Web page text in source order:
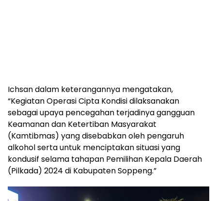
Ichsan dalam keterangannya mengatakan,
“Kegiatan Operasi Cipta Kondisi dilaksanakan
sebagai upaya pencegahan terjadinya gangguan
Keamanan dan Ketertiban Masyarakat
(Kamtibmas) yang disebabkan oleh pengaruh
alkohol serta untuk menciptakan situasi yang
kondusif selama tahapan Pemilihan Kepala Daerah
(Pilkada) 2024 di Kabupaten Soppeng.”